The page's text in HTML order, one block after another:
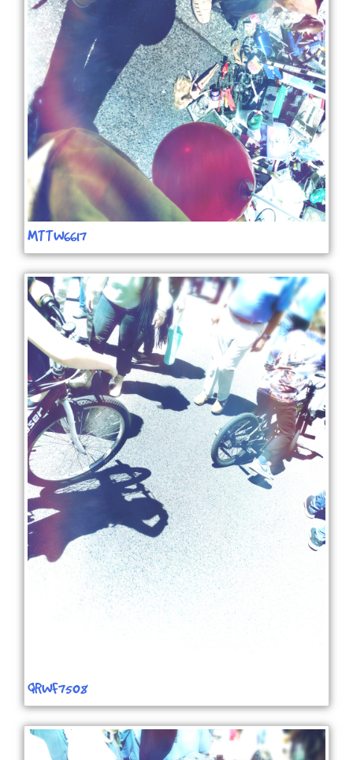
MTTW6617
QRWF7508